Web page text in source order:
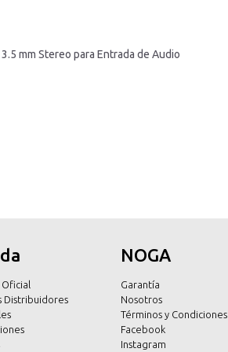
mm Stereo para Entrada de Audio
Distribuidores
NOGA
Garantía
Nosotros
Términos y Condiciones
Facebook
Instagram